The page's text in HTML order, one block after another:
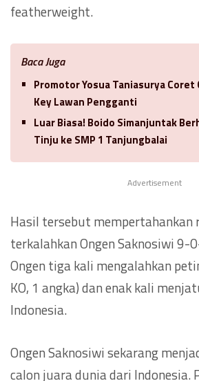
featherweight.
Baca Juga
Promotor Yosua Taniasurya Coret
Key Lawan Pengganti
Luar Biasa! Boido Simanjuntak
Tinju ke SMP 1 Tanjungbalai
Advertisement
Hasil tersebut mempertahankan
terkalahkan Ongen Saknosiwi 9-
Ongen tiga kali mengalahkan
KO, 1 angka) dan enak kali
Indonesia.
Ongen Saknosiwi sekarang
calon juara dunia dari Indonesia.